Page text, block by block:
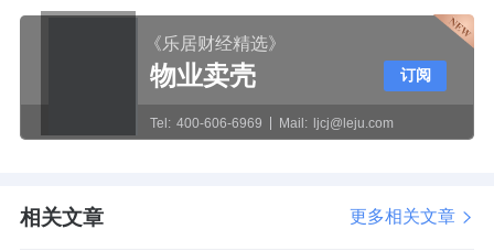
《乐居财经精选》
物业卖壳
Tel: 400-606-6969 Mail: ljcj@leju.com
订阅
相关文章 更多相关文章